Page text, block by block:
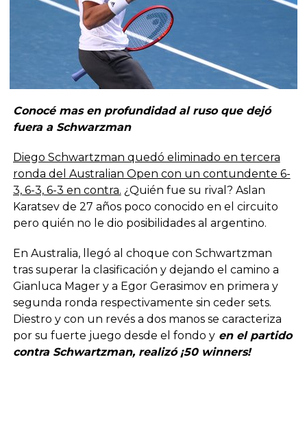
Conocé mas en profundidad al ruso que dejó
fuera a Schwarzman
Diego Schwartzman quedó eliminado en tercera
ronda del Australian Open con un contundente 6-
3, 6-3, 6-3 en contra. ¿Quién fue su rival? Aslan
Karatsev de 27 años poco conocido en el circuito
pero quién no le dio posibilidades al argentino.
En Australia, llegó al choque con Schwartzman
tras superar la clasificación y dejando el camino a
Gianluca Mager y a Egor Gerasimov en primera y
segunda ronda respectivamente sin ceder sets.
Diestro y con un revés a dos manos se caracteriza
por su fuerte juego desde el fondo yen el partido
contra Schwartzman, realizó ¡50 winners!